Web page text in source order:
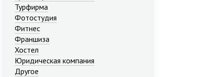
Турфирма
Фотостудия
Фитнес
Франшиза
Хостел
Юридическая компания
Другое